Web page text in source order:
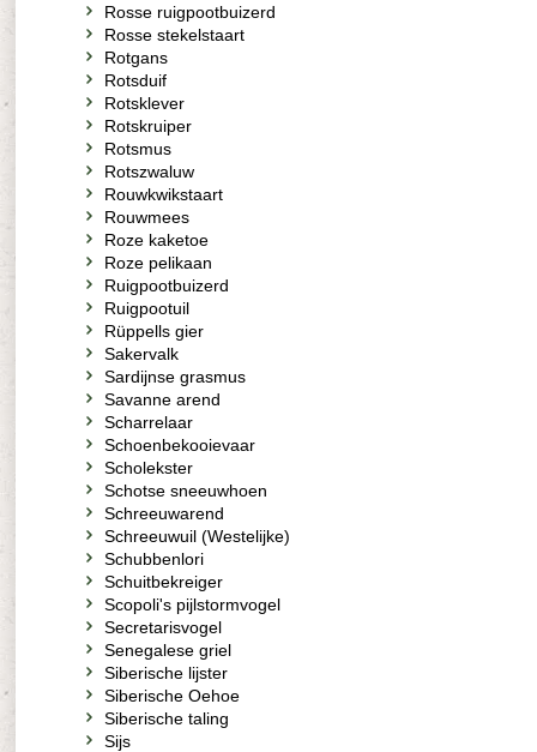
Rosse ruigpootbuizerd
Rosse stekelstaart
Rotgans
Rotsduif
Rotsklever
Rotskruiper
Rotsmus
Rotszwaluw
Rouwkwikstaart
Rouwmees
Roze kaketoe
Roze pelikaan
Ruigpootbuizerd
Ruigpootuil
Rüppells gier
Sakervalk
Sardijnse grasmus
Savanne arend
Scharrelaar
Schoenbekooievaar
Scholekster
Schotse sneeuwhoen
Schreeuwarend
Schreeuwuil (Westelijke)
Schubbenlori
Schuitbekreiger
Scopoli's pijlstormvogel
Secretarisvogel
Senegalese griel
Siberische lijster
Siberische Oehoe
Siberische taling
Sijs